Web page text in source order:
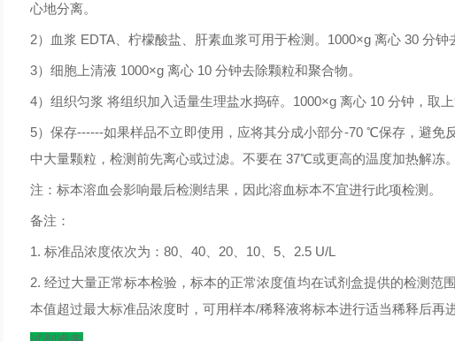
心地分离。
2）血浆 EDTA、柠檬酸盐、肝素血浆可用于检测。 1000×g 离心30 分钟
3）细胞上清液 1000×g 离心10 分钟去除颗粒和聚合物。
4）组织匀浆 将组织加入适量生理盐水捣碎。 1000×g 离心10 分钟，取
5）保存------如果样品不立即使用，应将其分成小部分-70 ℃保存，避免
中大量颗粒，检测前先离心或过滤。不要在 37℃或更高的温度加热解冻
注：标本溶血会影响最后检测结果，因此溶血标本不宜进行此项检测。
备注：
1. 标准品浓度依次为： 80、 40、 20、 10、 5、 2.5 U/L
2. 经过大量正常标本检验，标本的正常浓度值均在试剂盒提供的检测范
本值超过最大标准品浓度时，可用样本/稀释液将标本进行适当稀释后再